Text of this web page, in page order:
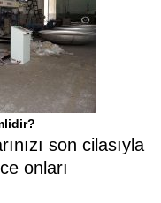
son cilasıyla
onları